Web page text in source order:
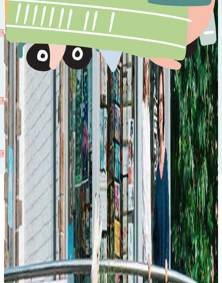
Livres
Découvrir
Autres
Découvrir
Autres
Découvrir
Idées pour les vacances
Découvrez nos nouveautés